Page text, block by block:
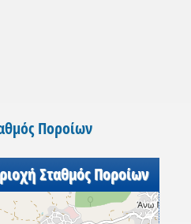
Ποροίων
Σταθμός Ποροίων